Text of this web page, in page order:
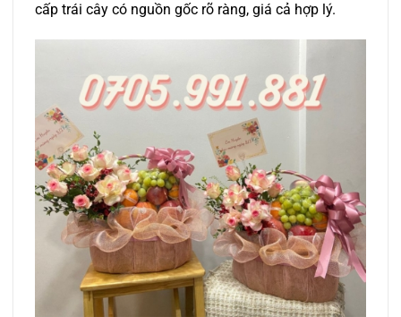
cấp trái cây có nguồn gốc rõ ràng, giá cả hợp lý.